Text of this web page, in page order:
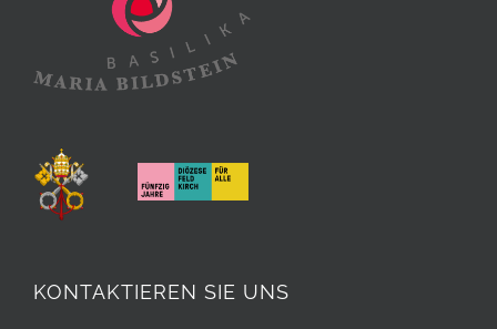
KONTAKTIEREN SIE UNS